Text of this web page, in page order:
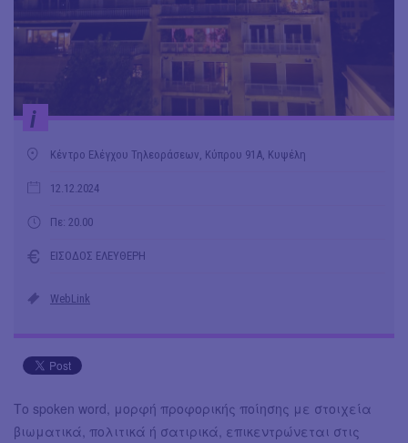
i
Κέντρο Ελέγχου Τηλεοράσεων, Κύπρου 91Α, Κυψέλη
12.12.2024
Πε: 20.00
ΕΙΣΟΔΟΣ ΕΛΕΥΘΕΡΗ
WebLink
Το spoken word, μορφή προφορικής ποίησης με στοιχεία
βιωματικά, πολιτικά ή σατιρικά, επικεντρώνεται στις